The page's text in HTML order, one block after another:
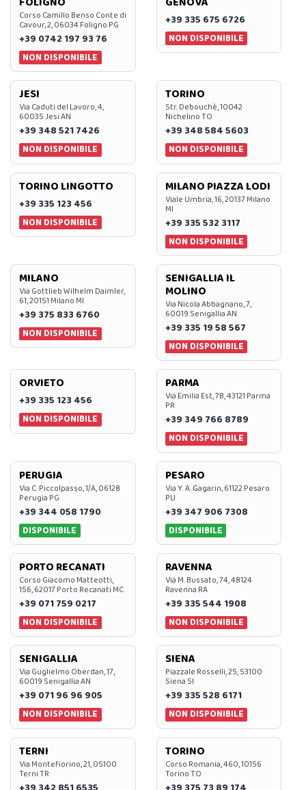
Corso Camillo Benso Conte di
Cavour, 2, 06034 Foligno PG
+39 0742 197 93 76
NON DISPONIBILE
+39 335 675 6726
NON DISPONIBILE
JESI
Via Caduti del Lavoro, 4,
60035 Jesi AN
+39 348 521 7426
NON DISPONIBILE
TORINO
Str. Debouchè, 10042
Nichelino TO
+39 348 584 5603
NON DISPONIBILE
TORINO LINGOTTO
+39 335 123 456
NON DISPONIBILE
MILANO PIAZZA LODI
Viale Umbria, 16, 20137 Milano
MI
+39 335 532 3117
NON DISPONIBILE
MILANO
Via Gottlieb Wilhelm Daimler,
61, 20151 Milano MI
+39 375 833 6760
NON DISPONIBILE
SENIGALLIA IL
MOLINO
Via Nicola Abbagnano, 7,
60019 Senigallia AN
+39 335 19 58 567
NON DISPONIBILE
ORVIETO
+39 335 123 456
NON DISPONIBILE
PARMA
Via Emilia Est, 7B, 43121 Parma
PR
+39 349 766 8789
NON DISPONIBILE
PERUGIA
Via C. Piccolpasso, 1/A, 06128
Perugia PG
+39 344 058 1790
DISPONIBILE
PESARO
Via Y. A. Gagarin, 61122 Pesaro
PU
+39 347 906 7308
DISPONIBILE
PORTO RECANATI
Corso Giacomo Matteotti,
156, 62017 Porto Recanati MC
+39 071 759 0217
NON DISPONIBILE
RAVENNA
Via M. Bussato, 74, 48124
Ravenna RA
+39 335 544 1908
NON DISPONIBILE
SENIGALLIA
Via Guglielmo Oberdan, 17,
60019 Senigallia AN
+39 071 96 96 905
NON DISPONIBILE
SIENA
Piazzale Rosselli, 25, 53100
Siena SI
+39 335 528 6171
NON DISPONIBILE
TERNI
Via Montefiorino, 21, 05100
Terni TR
TORINO
Corso Romania, 460, 10156
Torino TO